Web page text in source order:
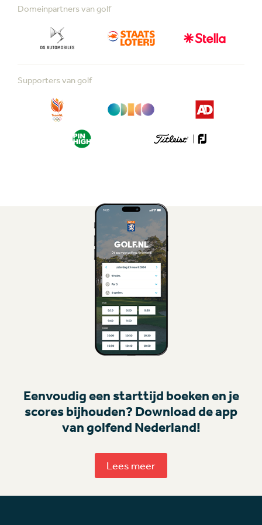
Domeinpartners van golf
Supporters van golf
Eenvoudig een starttijd boeken en je
scores bijhouden? Download de app
van golfend Nederland!
Lees meer